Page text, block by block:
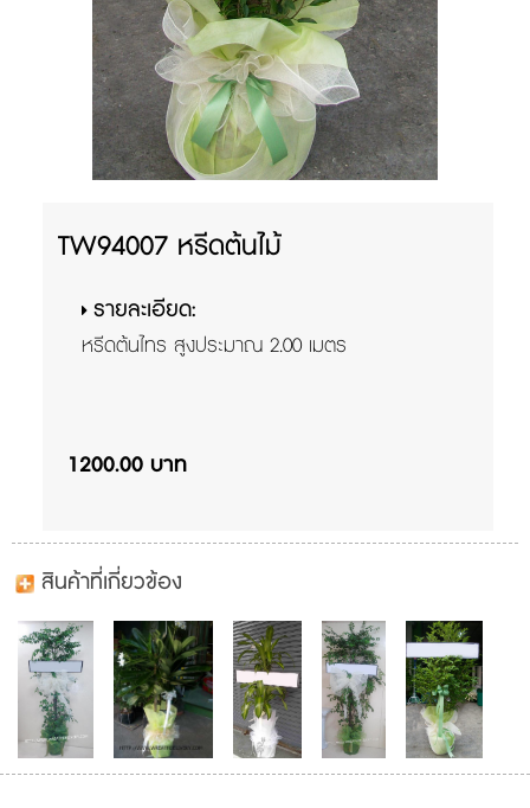
TW94007 หรีดต้นไม้
รายละเอียด:
หรีดต้นไทร สูงประมาณ 2.00 เมตร
1200.00 บาท
สินค้าที่เกี่ยวข้อง